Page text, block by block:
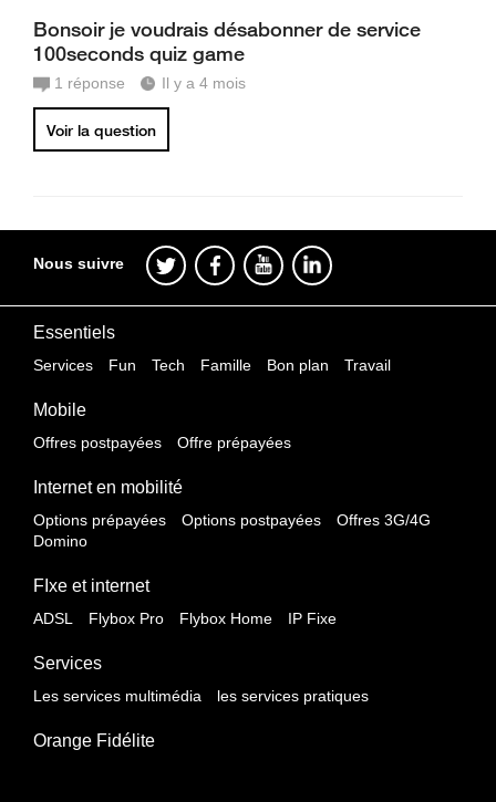
Bonsoir je voudrais désabonner de service
100seconds quiz game
1 réponse Il y a 4 mois
Voir la question
Nous suivre
Essentiels
Services Fun Tech Famille Bon plan Travail
Mobile
Offres postpayées Offre prépayées
Internet en mobilité
Options prépayées Options postpayées
Offres 3G/4G
Domino
FIxe et internet
ADSL Flybox Pro Flybox Home IP Fixe
Services
Les services multimédia les services pratiques
Orange Fidélite